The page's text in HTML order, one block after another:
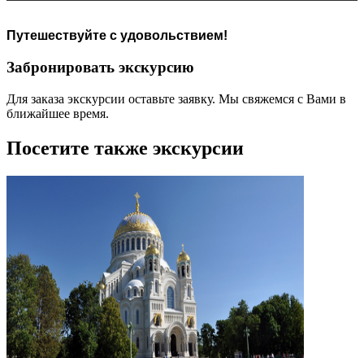
Путешествуйте с удовольствием!
Забронировать экскурсию
Для заказа экскурсии оставьте заявку. Мы свяжемся с Вами в
ближайшее время.
Посетите также экскурсии